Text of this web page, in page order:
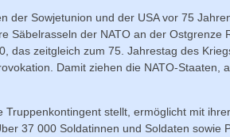
der Sowjetunion und der USA vor 75
Säbelrasseln der NATO an der Ostgrenze
das zeitgleich zum 75. Jahrestag des
Damit ziehen die NATO-Staaten,
stellt, ermöglicht mit
37 000 Soldatinnen und Soldaten sowie